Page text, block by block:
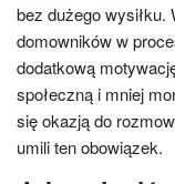
bez dużego wysiłku.
domowników w
dodatkową
społeczną i mniej
się okazją do
umili ten obowiązek.